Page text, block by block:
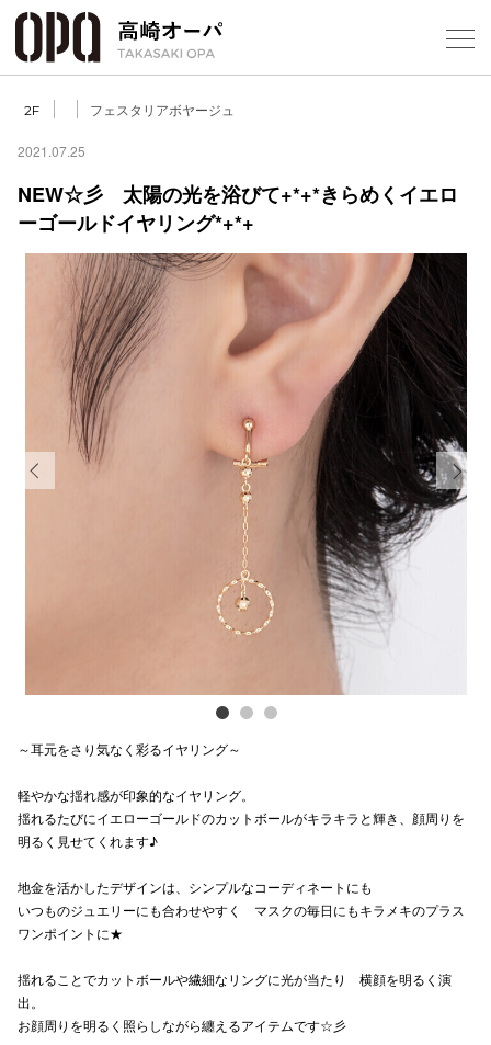
2F フェスタリアボヤージュ
2021.07.25
NEW☆彡 太陽の光を浴びて+*+*きらめくイエロ
ーゴールドイヤリング*+*+
Next
～耳元をさり気なく彩るイヤリング～
軽やかな揺れ感が印象的なイヤリング。
揺れるたびにイエローゴールドのカットボールがキラキラと輝き、顔周りを
明るく見せてくれます♪
地金を活かしたデザインは、シンプルなコーディネートにも
いつものジュエリーにも合わせやすく マスクの毎日にもキラメキのプラス
ワンポイントに★
揺れることでカットボールや繊細なリングに光が当たり 横顔を明るく演
出。
お顔周りを明るく照らしながら纏えるアイテムです☆彡
フロア
ショッ
レスト
施設案内
アクセ
スタッ
電話で
公式SNS
利用規約
秋田オ